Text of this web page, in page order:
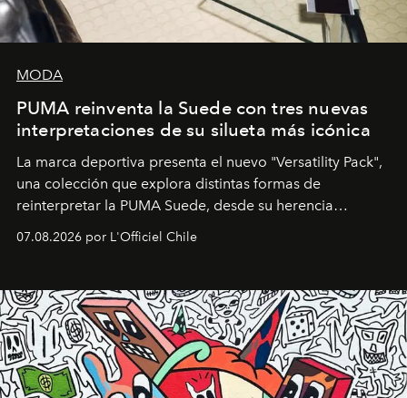
MODA
PUMA reinventa la Suede con tres nuevas
interpretaciones de su silueta más icónica
La marca deportiva presenta el nuevo "Versatility Pack",
una colección que explora distintas formas de
reinterpretar la PUMA Suede, desde su herencia
deportiva hasta una mirada moderna inspirada en el
diseño y el universo outdoor.
07.08.2026 por L'Officiel Chile